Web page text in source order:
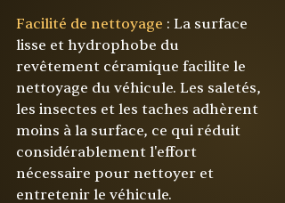
Facilité de nettoyage : La surface
lisse et hydrophobe du
revêtement céramique facilite le
nettoyage du véhicule. Les saletés,
les insectes et les taches adhèrent
moins à la surface, ce qui réduit
considérablement l'effort
nécessaire pour nettoyer et
entretenir le véhicule.